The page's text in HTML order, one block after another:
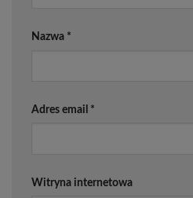
Nazwa *
Adres email *
Witryna internetowa